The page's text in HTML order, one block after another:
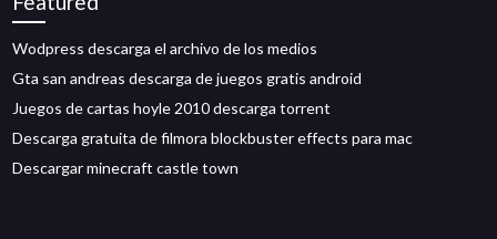
Wodpress descarga el archivo de los medios
Gta san andreas descarga de juegos gratis android
Juegos de cartas hoyle 2010 descarga torrent
Descarga gratuita de filmora blockbuster effects para mac
Descargar minecraft castle town